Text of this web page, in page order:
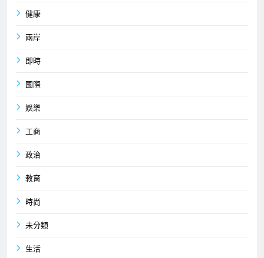
健康
兩岸
即時
國際
娛樂
工商
政治
教育
時尚
未分類
生活